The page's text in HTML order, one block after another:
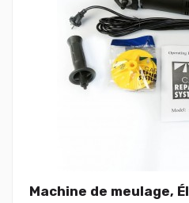
Machine de meulage,